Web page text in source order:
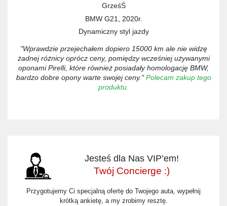
GrześŚ
BMW G21, 2020r.
Dynamiczny styl jazdy
"Wprawdzie przejechałem dopiero 15000 km ale nie widzę
żadnej różnicy oprócz ceny, pomiędzy wcześniej używanymi
oponami Pirelli, które również posiadały homologację BMW,
bardzo dobre opony warte swojej ceny."Polecam zakup tego
produktu.
Jesteś dla Nas VIP’em!
Twój Concierge :)
Przygotujemy Ci specjalną ofertę do Twojego auta, wypełnij
krótką ankietę, a my zrobimy resztę.